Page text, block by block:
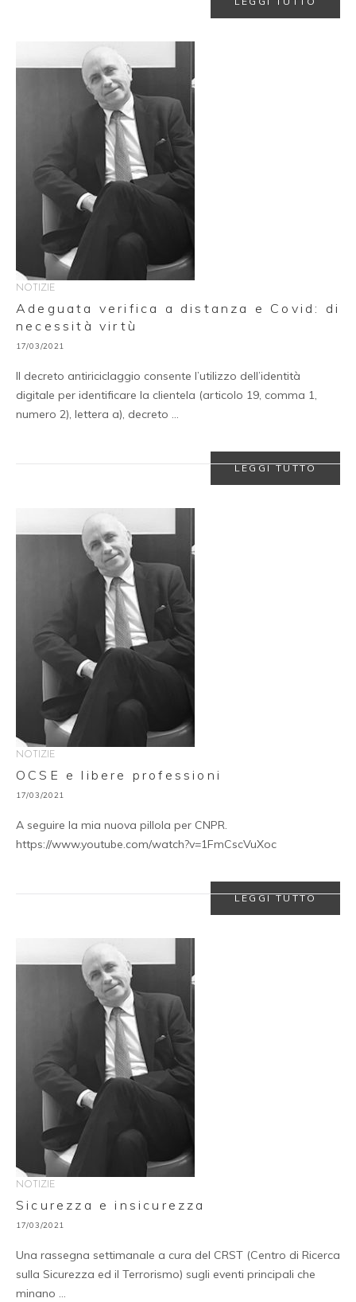
NOTIZIE
Adeguata verifica a distanza e Covid: di
necessità virtù
17/03/2021
Il decreto antiriciclaggio consente l’utilizzo dell’identità
digitale per identificare la clientela (articolo 19, comma 1,
numero 2), lettera a), decreto …
LEGGI TUTTO
NOTIZIE
OCSE e libere professioni
17/03/2021
A seguire la mia nuova pillola per CNPR.
https://www.youtube.com/watch?v=1FmCscVuXoc
LEGGI TUTTO
NOTIZIE
Sicurezza e insicurezza
17/03/2021
Una rassegna settimanale a cura del CRST (Centro di Ricerca
sulla Sicurezza ed il Terrorismo) sugli eventi principali che
minano …